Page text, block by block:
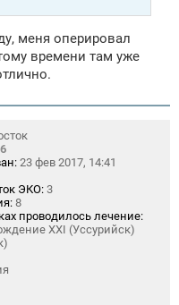
меня оперировал
времени там уже
23 фев 2017, 14:41
ЭКО: 3
8
проводилось лечение:
XXI (Уссурийск)